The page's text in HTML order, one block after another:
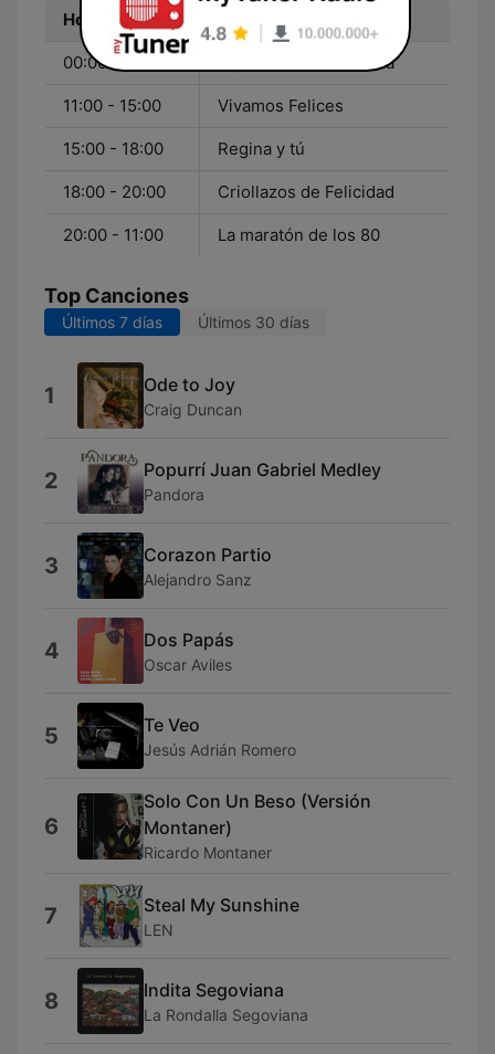
Hora Programa
00:00 - 11:00 Leyendas de la música
11:00 - 15:00 Vivamos Felices
15:00 - 18:00 Regina y tú
18:00 - 20:00 Criollazos de Felicidad
20:00 - 11:00 La maratón de los 80
Top Canciones
Últimos 7 días Últimos 30 días
1 Ode to Joy
Craig Duncan
2 Popurrí Juan Gabriel Medley
Pandora
3 Corazon Partio
Alejandro Sanz
4 Dos Papás
Oscar Aviles
5 Te Veo
Jesús Adrián Romero
6
Solo Con Un Beso (Versión
Montaner)
Ricardo Montaner
7 Steal My Sunshine
LEN
8 Indita Segoviana
La Rondalla Segoviana